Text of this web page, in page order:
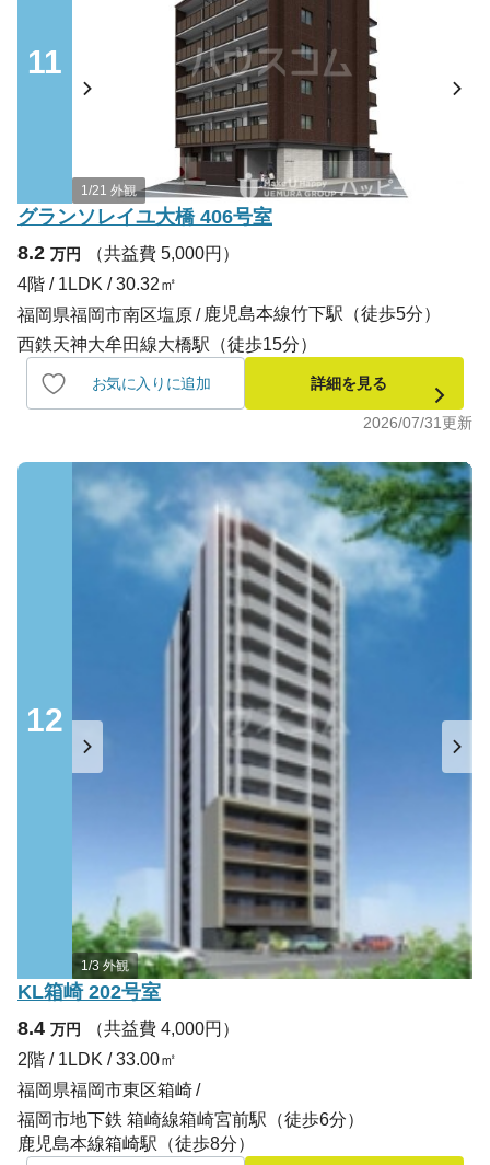
11
1/21 外観
グランソレイユ大橋 406号室
8.2 万円
（共益費 5,000円）
4階 / 1LDK / 30.32㎡
福岡県福岡市南区塩原
鹿児島本線竹下駅（徒歩5分）
西鉄天神大牟田線大橋駅（徒歩15分）
お気に入りに追加 詳細を見る
2026/07/31更新
12
1/3 外観
KL箱崎 202号室
8.4 万円
（共益費 4,000円）
2階 / 1LDK / 33.00㎡
福岡県福岡市東区箱崎
福岡市地下鉄 箱崎線箱崎宮前駅（徒歩6分）
鹿児島本線箱崎駅（徒歩8分）